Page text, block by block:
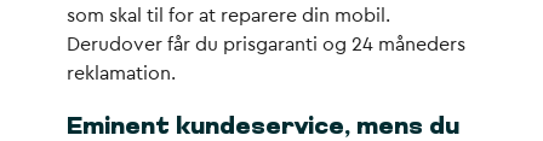
som skal til for at reparere din mobil.
Derudover får du prisgaranti og 24 måneders
reklamation.
Eminent kundeservice, mens du